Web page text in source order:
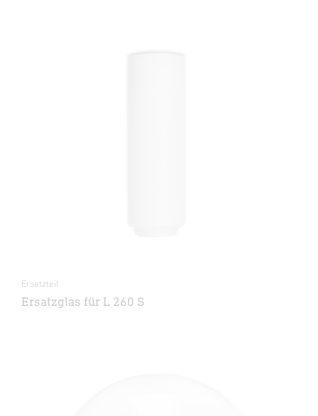
Ersatzteil
Ersatzglas für L 260 S